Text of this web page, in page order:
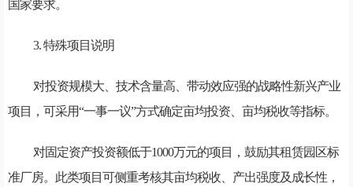
国家要求。
3. 特殊项目说明
对投资规模大、技术含量高、带动效应强的战略性新兴产业
项目，可采用“一事一议”方式确定亩均投资、亩均税收等指标。
对固定资产投资额低于1000万元的项目，鼓励其租赁园区标
准厂房。此类项目可侧重考核其亩均税收、产出强度及成长性，